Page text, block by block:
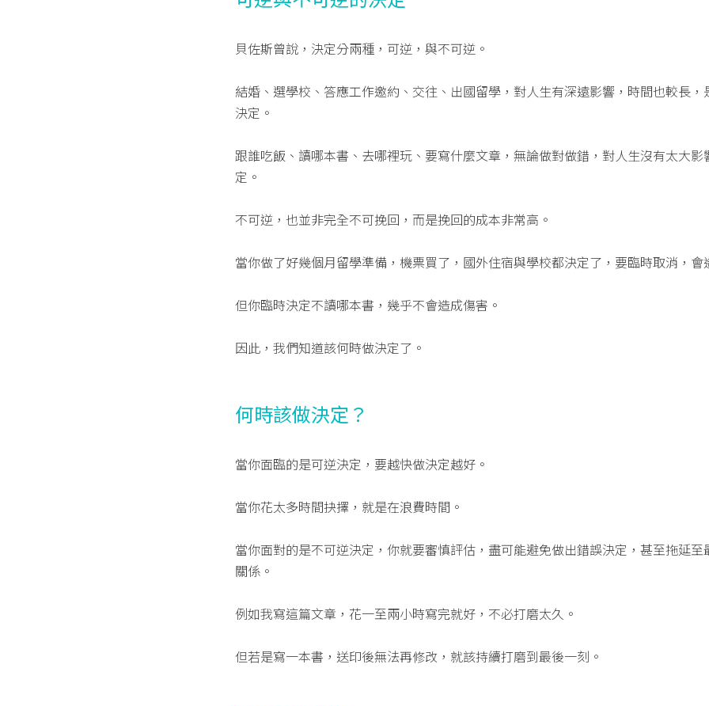
貝佐斯曾說，決定分兩種，可逆，與不可逆。
結婚、選學校、答應工作邀約、交往、出國留學，對人生有深遠影響，時間也較長，
決定。
跟誰吃飯、讀哪本書、去哪裡玩、要寫什麼文章，無論做對做錯，對人生沒有太大影
定。
不可逆，也並非完全不可挽回，而是挽回的成本非常高。
當你做了好幾個月留學準備，機票買了，國外住宿與學校都決定了，要臨時取消，會
但你臨時決定不讀哪本書，幾乎不會造成傷害。
因此，我們知道該何時做決定了。
何時該做決定？
當你面臨的是可逆決定，要越快做決定越好。
當你花太多時間抉擇，就是在浪費時間。
當你面對的是不可逆決定，你就要審慎評估，盡可能避免做出錯誤決定，甚至拖延至
關係。
例如我寫這篇文章，花一至兩小時寫完就好，不必打磨太久。
但若是寫一本書，送印後無法再修改，就該持續打磨到最後一刻。